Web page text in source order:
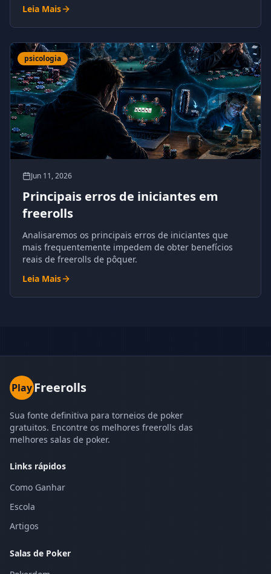
Leia Mais
psicologia
Jun 11, 2026
Principais erros de iniciantes em
freerolls
Analisaremos os principais erros de iniciantes que
mais frequentemente impedem de obter benefícios
reais de freerolls de pôquer.
Leia Mais
PlayFreerolls
Sua fonte definitiva para torneios de poker
gratuitos. Encontre os melhores freerolls das
melhores salas de poker.
Links rápidos
Como Ganhar
Escola
Artigos
Salas de Poker